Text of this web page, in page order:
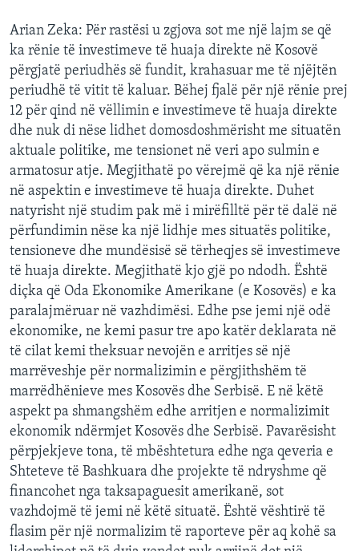
Arian Zeka: Për rastësi u zgjova sot me një lajm se që
ka rënie të investimeve të huaja direkte në Kosovë
përgjatë periudhës së fundit, krahasuar me të njëjtën
periudhë të vitit të kaluar. Bëhej fjalë për një rënie prej
12 për qind në vëllimin e investimeve të huaja direkte
dhe nuk di nëse lidhet domosdoshmërisht me situatën
aktuale politike, me tensionet në veri apo sulmin e
armatosur atje. Megjithatë po vërejmë që ka një rënie
në aspektin e investimeve të huaja direkte. Duhet
natyrisht një studim pak më i mirëfilltë për të dalë në
përfundimin nëse ka një lidhje mes situatës politike,
tensioneve dhe mundësisë së tërheqjes së investimeve
të huaja direkte. Megjithatë kjo gjë po ndodh. Është
diçka që Oda Ekonomike Amerikane (e Kosovës) e ka
paralajmëruar në vazhdimësi. Edhe pse jemi një odë
ekonomike, ne kemi pasur tre apo katër deklarata në
të cilat kemi theksuar nevojën e arritjes së një
marrëveshje për normalizimin e përgjithshëm të
marrëdhënieve mes Kosovës dhe Serbisë. E në këtë
aspekt pa shmangshëm edhe arritjen e normalizimit
ekonomik ndërmjet Kosovës dhe Serbisë. Pavarësisht
përpjekjeve tona, të mbështetura edhe nga qeveria e
Shteteve të Bashkuara dhe projekte të ndryshme që
financohet nga taksapaguesit amerikanë, sot
vazhdojmë të jemi në këtë situatë. Është vështirë të
flasim për një normalizim të raporteve për aq kohë sa